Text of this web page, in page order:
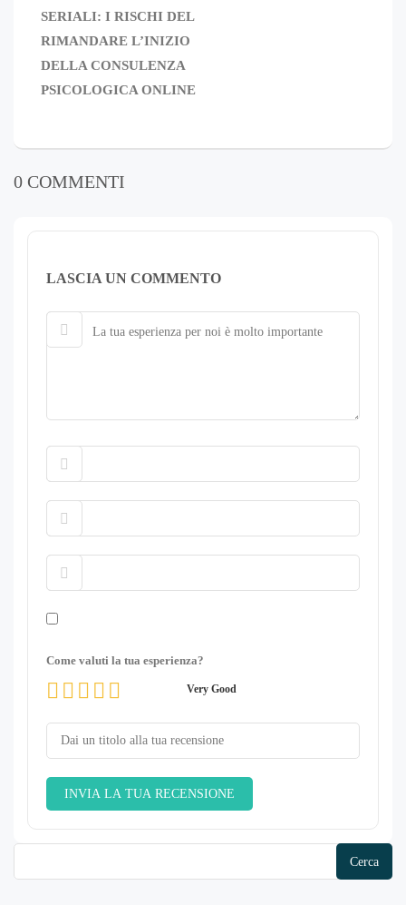
SERIALI: I RISCHI DEL
RIMANDARE L’INIZIO
DELLA CONSULENZA
PSICOLOGICA ONLINE
0 COMMENTI
LASCIA UN COMMENTO
Come valuti la tua esperienza?
Very Good